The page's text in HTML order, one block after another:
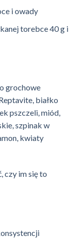
i owady
torebce 40 g i
grochowe
białko
pszczeli, miód,
szpinak w
kwiaty
czy im się to